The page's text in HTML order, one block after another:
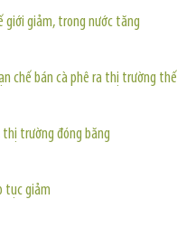
giới giảm, trong nước tăng
chế bán cà phê ra thị trường
thị trường đóng băng
tục giảm